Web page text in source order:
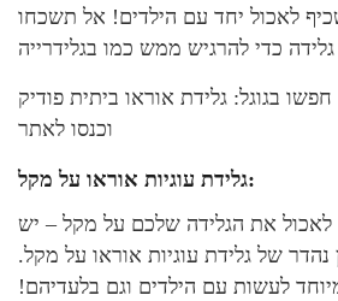
לאכול יחד עם הילדים! אל תשכחו
בגוגל: גלידת אוראו ביתית פודיק
וכנסו לאתר
גלידת עוגיות אוראו על מקל:
את הגלידה שלכם על מקל – יש
של גלידת עוגיות אוראו על מקל.
לעשות עם הילדים וגם בלעדיהם!